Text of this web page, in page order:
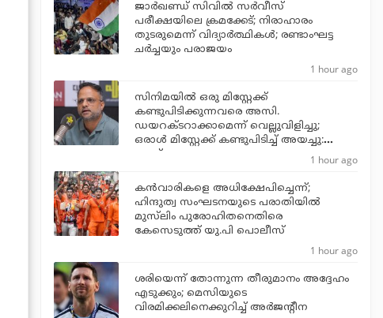
ജാര്‍ഖണ്ഡ് സിവില്‍ സര്‍വീസ്
പരീക്ഷയിലെ ക്രമക്കേട്; നിരാഹാരം
തുടരുമെന്ന് വിദ്യാര്‍ത്ഥികള്‍; രണ്ടാംഘട്ട
ചര്‍ച്ചയും പരാജയം
1 hour ago
സിനിമയില്‍ ഒരു മിസ്റ്റേക്ക്
കണ്ടുപിടിക്കുന്നവരെ അസി.
ഡയറക്ടറാക്കാമെന്ന് വെല്ലുവിളിച്ചു;
ഒരാള്‍ മിസ്റ്റേക്ക് കണ്ടുപിടിച്ച് അയച്ചു:
ജൂഡ്
1 hour ago
കന്‍വാരികളെ അധിക്ഷേപിച്ചെന്ന്;
ഹിന്ദുത്വ സംഘടനയുടെ പരാതിയില്‍
മുസ്‌ലിം പുരോഹിതനെതിരെ
കേസെടുത്ത് യു.പി പൊലീസ്
1 hour ago
ശരിയെന്ന് തോന്നുന്ന തീരുമാനം അദ്ദേഹം
എടുക്കും; മെസിയുടെ
വിരമിക്കലിനെക്കുറിച്ച് അര്‍ജന്റീന